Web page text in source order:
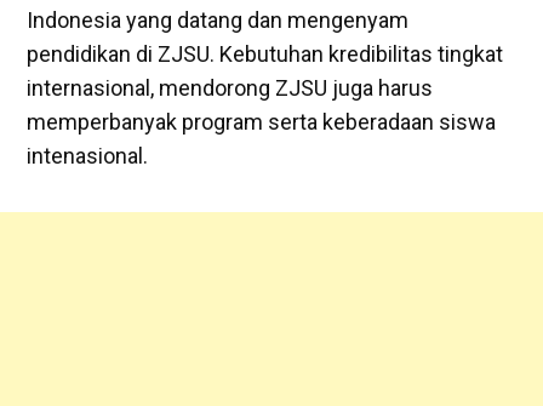
Indonesia yang datang dan mengenyam
pendidikan di ZJSU. Kebutuhan kredibilitas tingkat
internasional, mendorong ZJSU juga harus
memperbanyak program serta keberadaan siswa
intenasional.